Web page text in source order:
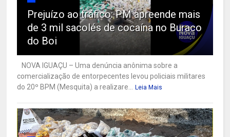
Prejuízo ao tráfico: PM apreende mais
de 3 mil sacolés de cocaína no Buraco
do Boi
NOVA IGUAÇU – Uma denúncia anônima sobre a
comercialização de entorpecentes levou policiais militares
do 20º BPM (Mesquita) a realizare...
Leia Mais